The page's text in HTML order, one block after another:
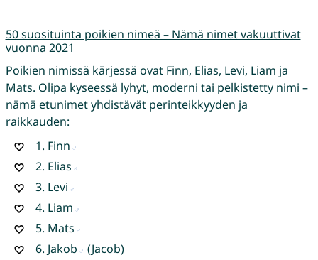
50 suosituinta poikien nimeä – Nämä nimet vakuuttivat
vuonna 2021
Poikien nimissä kärjessä ovat Finn, Elias, Levi, Liam ja
Mats. Olipa kyseessä lyhyt, moderni tai pelkistetty nimi –
nämä etunimet yhdistävät perinteikkyyden ja
raikkauden:
1. Finn
2. Elias
3. Levi
4. Liam
5. Mats
6. Jakob
(Jacob)